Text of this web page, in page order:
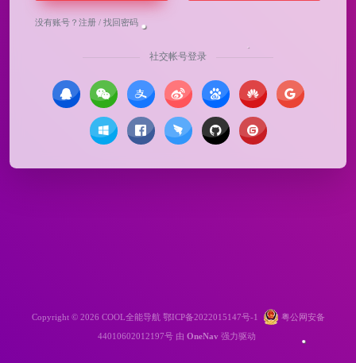
没有账号？ 注册 / 找回密码
社交帐号登录
Copyright © 2026 COOL全能导航 鄂ICP备2022015147号-1
粤公网安备
44010602012197号 由 OneNav 强力驱动